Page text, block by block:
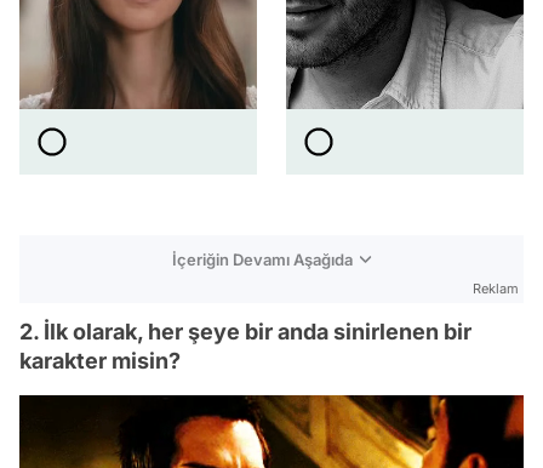
İçeriğin Devamı Aşağıda
Reklam
2. İlk olarak, her şeye bir anda sinirlenen bir
karakter misin?